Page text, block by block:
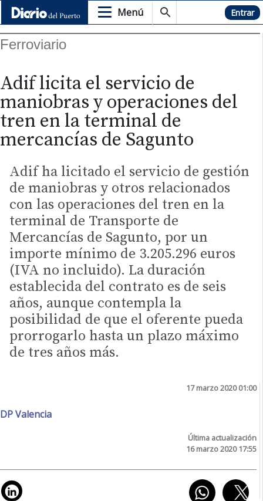
Menú Hemeroteca Entrar
Ferroviario
Adif licita el servicio de
maniobras y operaciones del
tren en la terminal de
mercancías de Sagunto
Adif ha licitado el servicio de gestión
de maniobras y otros relacionados
con las operaciones del tren en la
terminal de Transporte de
Mercancías de Sagunto, por un
importe mínimo de 3.205.296 euros
(IVA no incluido). La duración
establecida del contrato es de seis
años, aunque contempla la
posibilidad de que el oferente pueda
prorrogarlo hasta un plazo máximo
de tres años más.
17 marzo 2020 01:00
DP Valencia
Última actualización
16 marzo 2020 17:55